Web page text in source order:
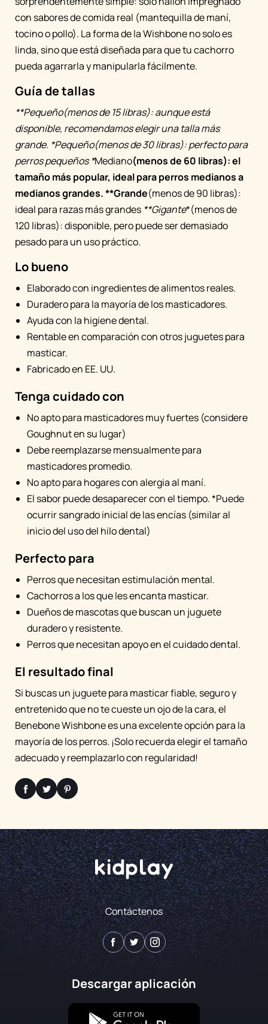
con sabores de comida real (mantequilla de maní,
tocino o pollo). La forma de la Wishbone no solo es
linda, sino que está diseñada para que tu cachorro
pueda agarrarla y manipularla fácilmente.
Guía de tallas
**Pequeño(menos de 15 libras): aunque está
disponible, recomendamos elegir una talla más
grande. *Pequeño(menos de 30 libras): perfecto para
perros pequeños *Mediano(menos de 60 libras): el
tamaño más popular, ideal para perros medianos a
medianos grandes. **Grande(menos de 90 libras):
ideal para razas más grandes **Gigante*(menos de
120 libras): disponible, pero puede ser demasiado
pesado para un uso práctico.
Lo bueno
Elaborado con ingredientes de alimentos reales.
Duradero para la mayoría de los masticadores.
Ayuda con la higiene dental.
Rentable en comparación con otros juguetes para
masticar.
Fabricado en EE. UU.
Tenga cuidado con
No apto para masticadores muy fuertes (considere
Goughnut en su lugar)
Debe reemplazarse mensualmente para
masticadores promedio.
No apto para hogares con alergia al maní.
El sabor puede desaparecer con el tiempo. *Puede
ocurrir sangrado inicial de las encías (similar al
inicio del uso del hilo dental)
Perfecto para
Perros que necesitan estimulación mental.
Cachorros a los que les encanta masticar.
Dueños de mascotas que buscan un juguete
duradero y resistente.
Perros que necesitan apoyo en el cuidado dental.
El resultado final
Si buscas un juguete para masticar fiable, seguro y
entretenido que no te cueste un ojo de la cara, el
Benebone Wishbone es una excelente opción para la
mayoría de los perros. ¡Solo recuerda elegir el tamaño
adecuado y reemplazarlo con regularidad!
Contáctenos
Descargar aplicación